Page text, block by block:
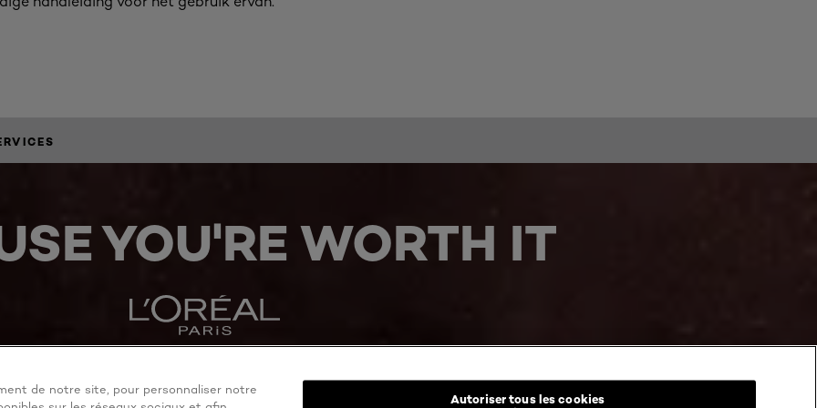
YOU'RE WORTH IT
de notre site, pour personnaliser notre
Autoriser tous les cookies